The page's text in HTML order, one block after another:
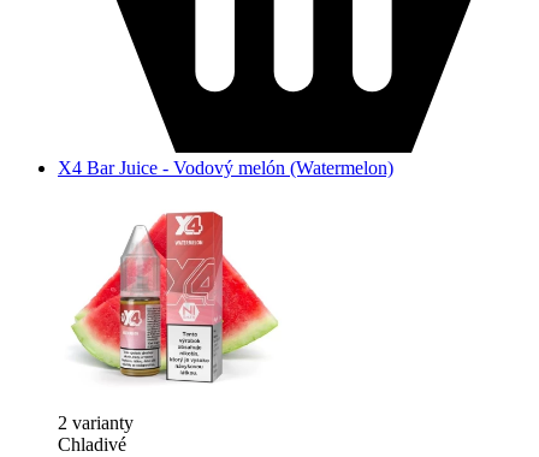
X4 Bar Juice - Vodový melón (Watermelon)
2 varianty
Chladivé